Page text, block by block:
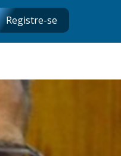
Registre-se